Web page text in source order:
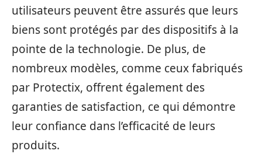
utilisateurs peuvent être assurés que leurs
biens sont protégés par des dispositifs à la
pointe de la technologie. De plus, de
nombreux modèles, comme ceux fabriqués
par Protectix, offrent également des
garanties de satisfaction, ce qui démontre
leur confiance dans l’efficacité de leurs
produits.